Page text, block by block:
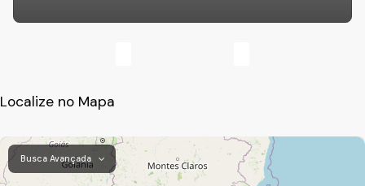
Localize no Mapa
Busca Avançada